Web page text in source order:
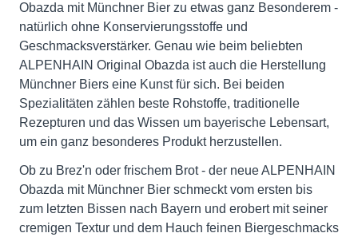
Obazda mit Münchner Bier zu etwas ganz Besonderem -
natürlich ohne Konservierungsstoffe und
Geschmacksverstärker. Genau wie beim beliebten
ALPENHAIN Original Obazda ist auch die Herstellung
Münchner Biers eine Kunst für sich. Bei beiden
Spezialitäten zählen beste Rohstoffe, traditionelle
Rezepturen und das Wissen um bayerische Lebensart,
um ein ganz besonderes Produkt herzustellen.
Ob zu Brez'n oder frischem Brot - der neue ALPENHAIN
Obazda mit Münchner Bier schmeckt vom ersten bis
zum letzten Bissen nach Bayern und erobert mit seiner
cremigen Textur und dem Hauch feinen Biergeschmacks